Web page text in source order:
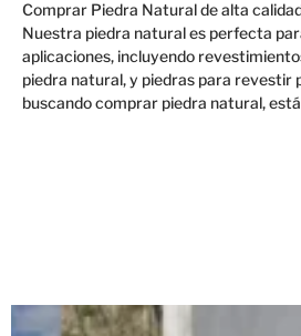
Comprar Piedra Natural de alta
Nuestra piedra natural es perfecta
aplicaciones, incluyendo
piedra natural, y piedras para revestir
buscando comprar piedra natural,